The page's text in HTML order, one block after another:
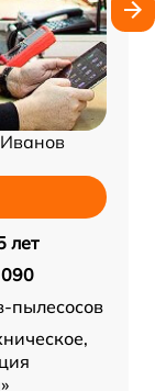
лет
пылесосов